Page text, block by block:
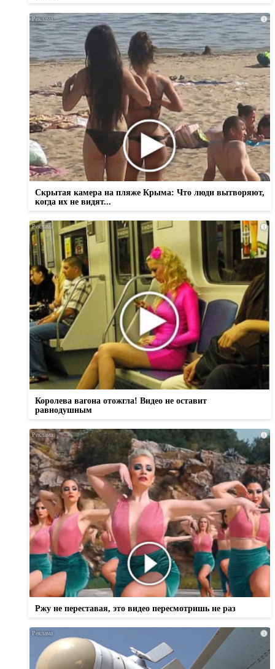
i
Скрытая камера на пляже Крыма: Что люди вытворяют,
когда их не видят...
i
Королева вагона отожгла! Видео не оставит
равнодушным
i
Ржу не переставая, это видео пересмотришь не раз
i